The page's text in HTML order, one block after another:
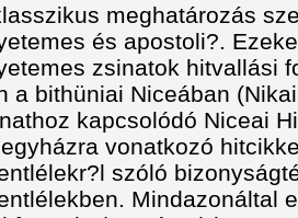
meghatározás
és apostoli?.
zsinatok hitvallási
a bithüniai Niceában
kapcsolódó Niceai
vonatkozó
szóló
Mindazonáltal